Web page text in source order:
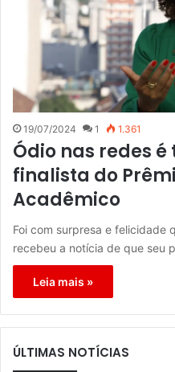
19/07/2024 1 1.361
Ódio nas redes
finalista do
Acadêmico
Foi com surpresa e felicidade
recebeu a notícia de que seu
Leia mais »
ÚLTIMAS NOTÍCIAS